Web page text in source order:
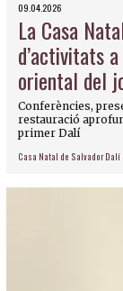
09.04.2026
La Casa
d’activitats
oriental del
Conferències,
restauració
primer Dalí
Casa Natal de Salvador Dalí